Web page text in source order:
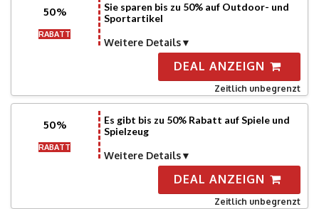
50%
RABATT
Sie sparen bis zu 50% auf Outdoor- und
Sportartikel
Weitere Details
DEAL ANZEIGN
Zeitlich unbegrenzt
50%
RABATT
Es gibt bis zu 50% Rabatt auf Spiele und
Spielzeug
Weitere Details
DEAL ANZEIGN
Zeitlich unbegrenzt